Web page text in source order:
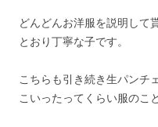
どんどんお洋服を説明して
とおり丁寧な子です。
こちらも引き続き生パンチ
こいったってくらい服のこ